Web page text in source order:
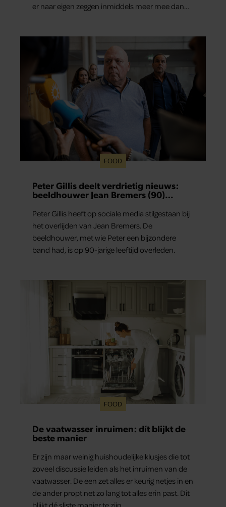
er naar eigen zeggen inmiddels meer mee dan
FOOD
Peter Gillis deelt verdrietig nieuws:
beeldhouwer Jean Bremers (90)
Peter Gillis heeft op sociale media stilgestaan bij
het overlijden van Jean Bremers. De
beeldhouwer, met wie Peter een bijzondere
band had, is op 90-jarige leeftijd overleden.
FOOD
De vaatwasser inruimen: dít blijkt de
beste manier
Er zijn maar weinig huishoudelijke klusjes die tot
zoveel discussie leiden als het inruimen van de
vaatwasser. De een zet alles er keurig netjes in en
de ander propt net zo lang tot alles erin past. Dit
blijkt dé sliste manier te zijn.